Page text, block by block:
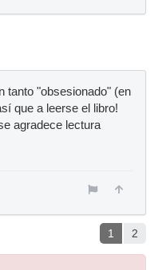
tanto "obsesionado" (en
que a leerse el libro!
agradece lectura
1 2